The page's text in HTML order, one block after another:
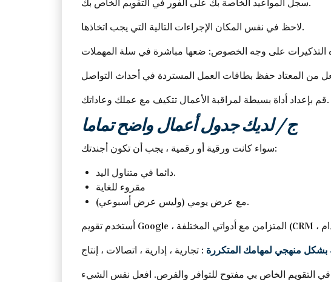
سجل المواعيد الخاصة بك على الفور في التقويم الخاص بك.
لاحظ في نفس المكان الإجراءات التالية التي يجب اتخاذها.
قم بإعداد أداة بسيطة لمراقبة الأعمال تتكيف مع عملك وعاداتك.
ج / لديك جدول أعمال واضح تماما
سواء كانت ورقية أو رقمية ، يجب أن تكون أجندتك:
دائما في متناول اليد.
مقروء للغاية
مع عرض يومي (وليس عرض أسبوعي).
منهجي لمهامك المتكررة
التقويم الخاص بي مفتوح للتوافر والفرص. افعل نفس الشيء